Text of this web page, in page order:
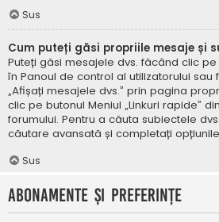
Sus
Cum puteți găsi propriile mesaje și
Puteți găsi mesajele dvs. făcând clic pe
în Panoul de control al utilizatorului sau
„Afișați mesajele dvs.” prin pagina
clic pe butonul Meniul „Linkuri rapide”
forumului. Pentru a căuta subiectele
căutare avansată și completați
Sus
Abonamente și Preferințe